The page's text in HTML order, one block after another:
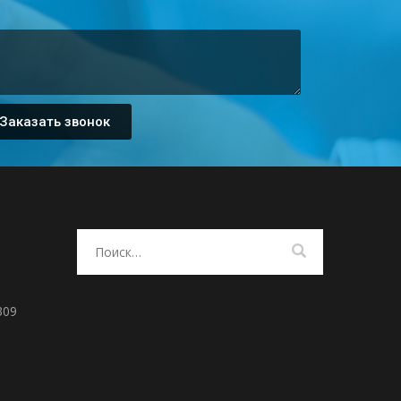
Заказать звонок